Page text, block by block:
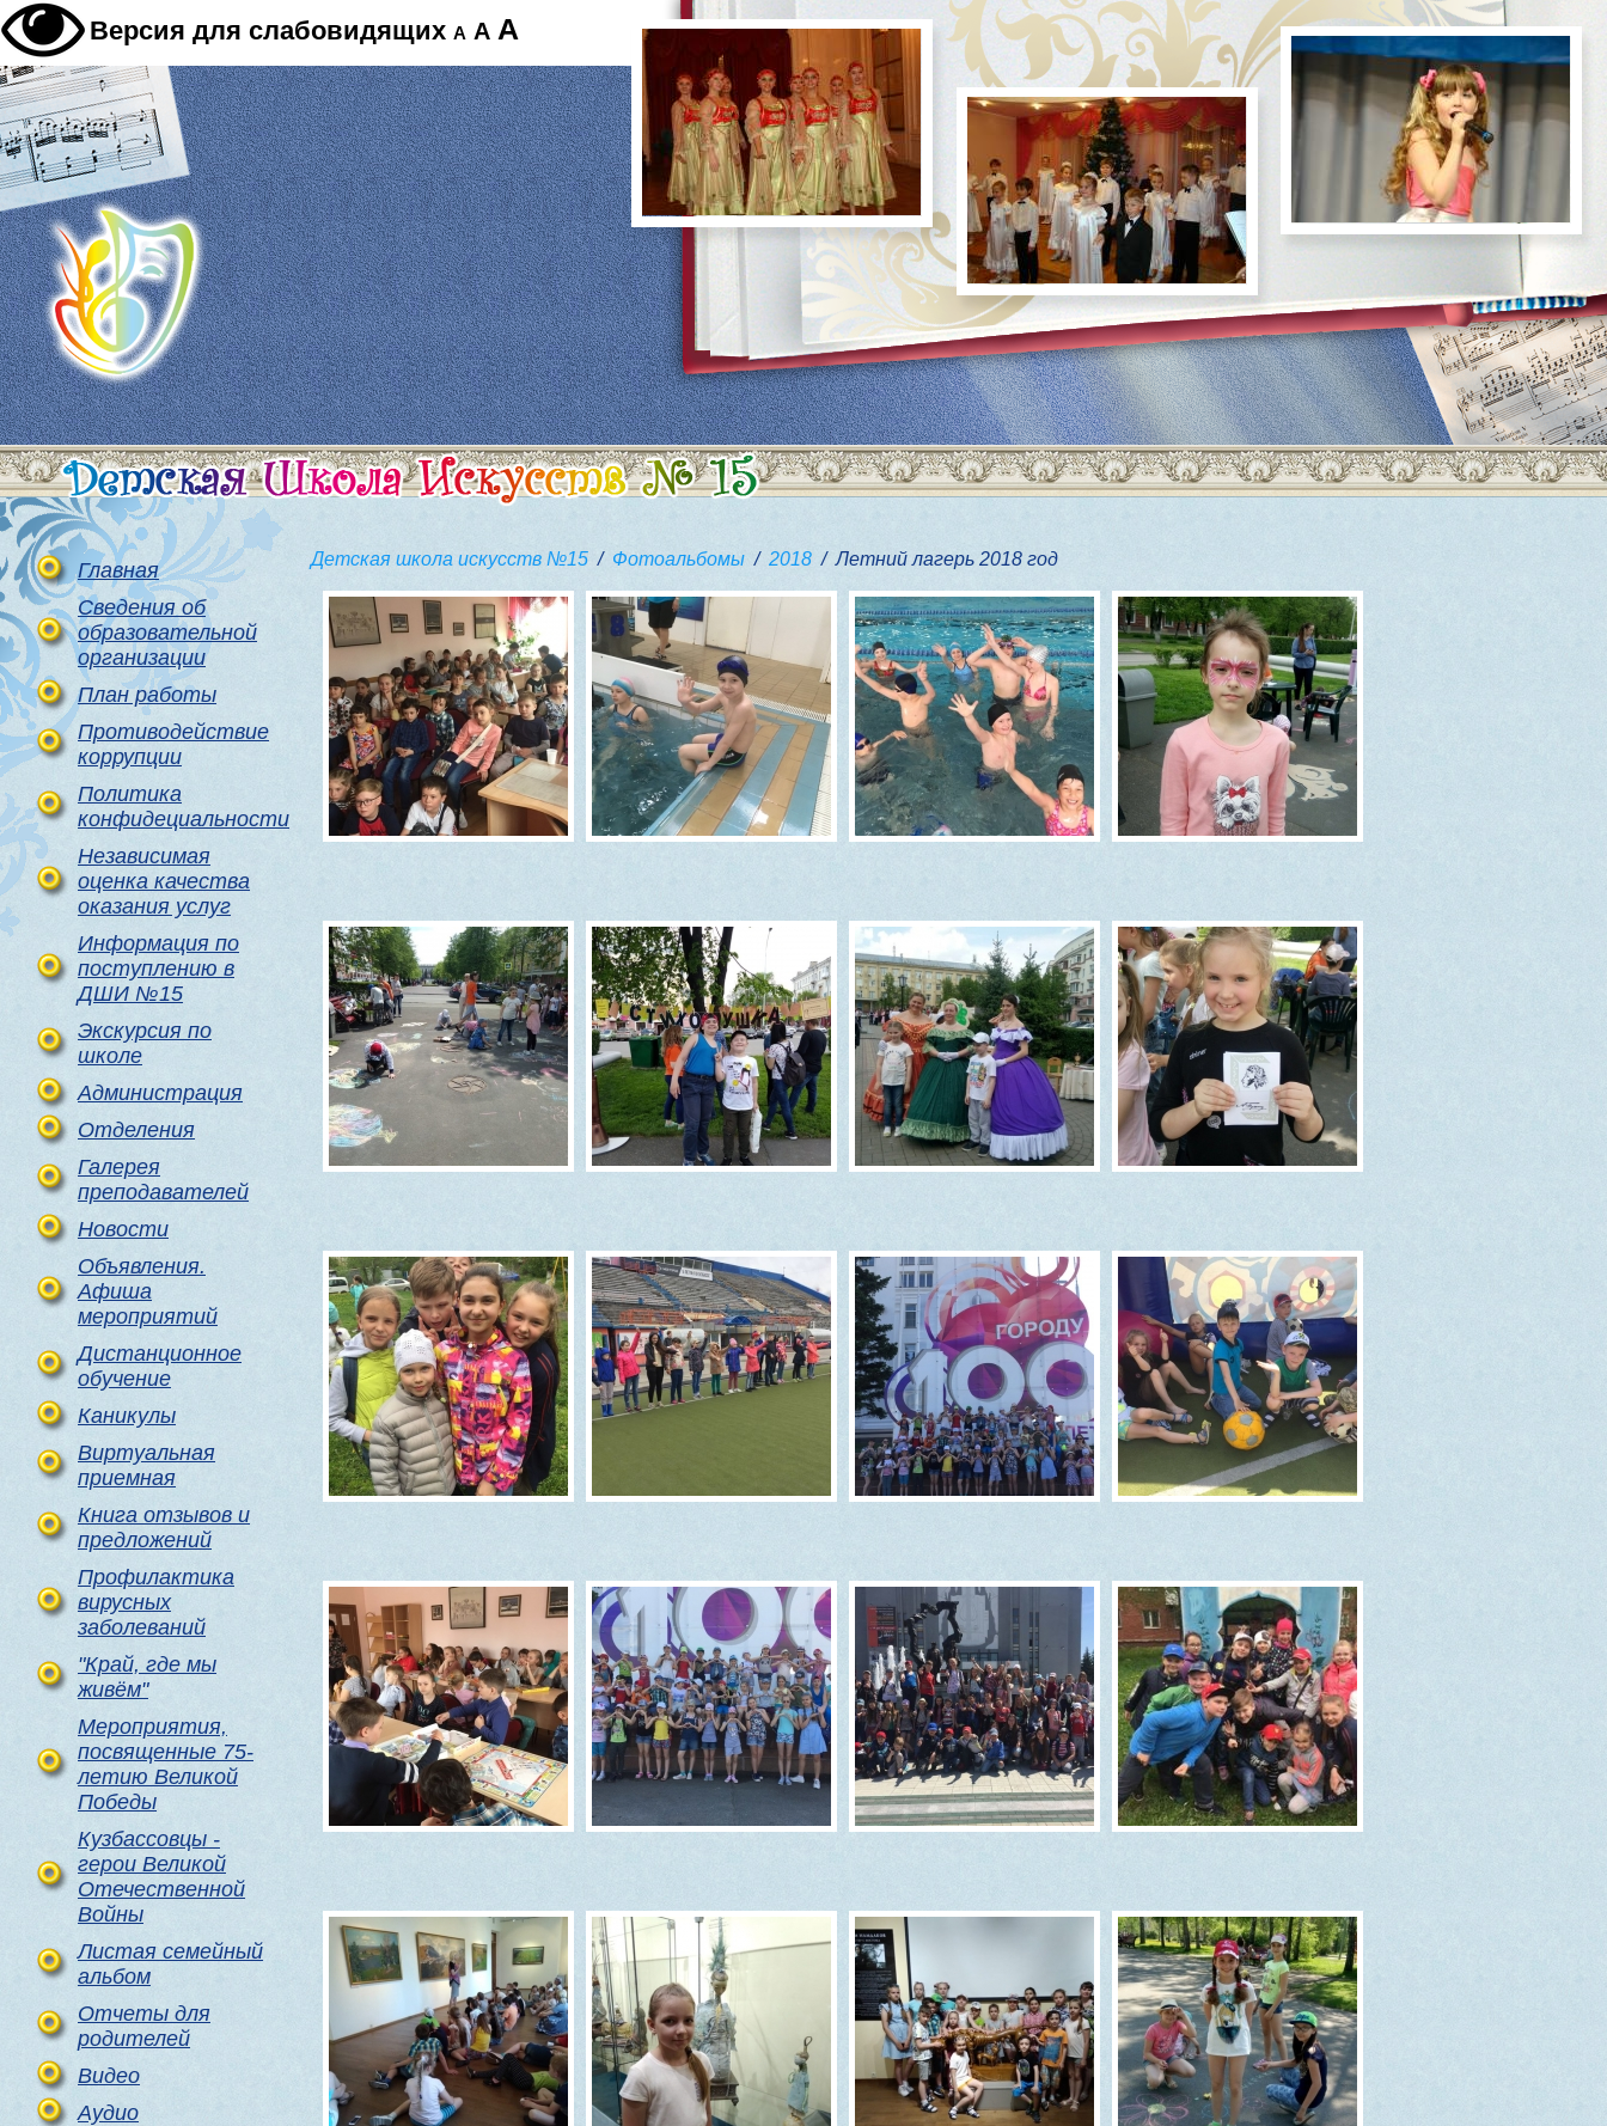
Версия для слабовидящих A A A
Главная
Сведения об
образовательной
организации
План работы
Противодействие
коррупции
Политика
конфидециальности
Независимая
оценка качества
оказания услуг
Информация по
поступлению в
ДШИ №15
Экскурсия по
школе
Администрация
Отделения
Галерея
преподавателей
Новости
Объявления.
Афиша
мероприятий
Дистанционное
обучение
Каникулы
Виртуальная
приемная
Книга отзывов и
предложений
Профилактика
вирусных
заболеваний
"Край, где мы
живём"
Мероприятия,
посвященные 75-
летию Великой
Победы
Кузбассовцы -
герои Великой
Отечественной
Войны
Листая семейный
альбом
Отчеты для
родителей
Видео
Аудио
Детская школа искусств №15 / Фотоальбомы / 2018 / Летний лагерь 2018 год